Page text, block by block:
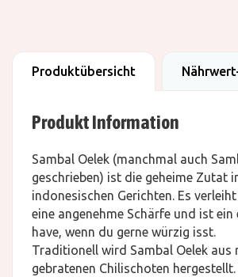
Produktübersicht
Produkt Information
Sambal Oelek (manchmal auch
geschrieben) ist die geheime Zutat
indonesischen Gerichten. Es
eine angenehme Schärfe und ist ein
have, wenn du gerne würzig isst.
Traditionell wird Sambal Oelek aus
gebratenen Chilischoten